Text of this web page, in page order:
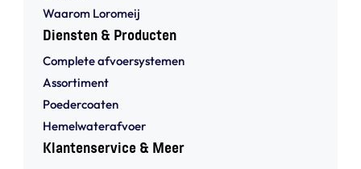
Waarom Loromeij
Diensten & Producten
Complete afvoersystemen
Assortiment
Poedercoaten
Hemelwaterafvoer
Klantenservice & Meer